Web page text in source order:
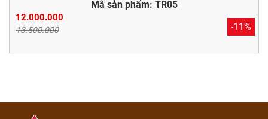
Mã sản phẩm: TR05
12.000.000
13.500.000 -11%